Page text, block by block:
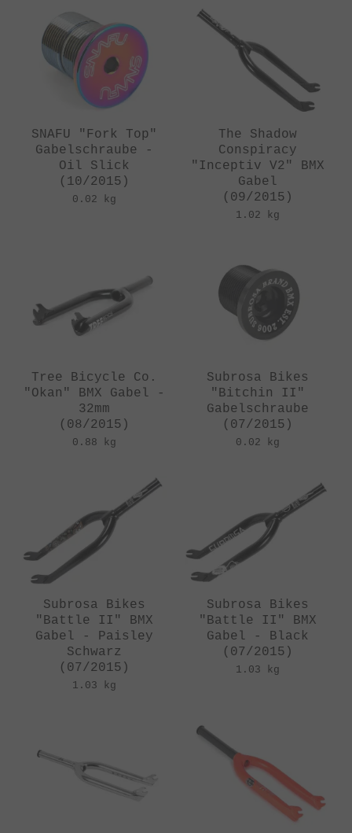
SNAFU "Fork Top"
Gabelschraube -
Oil Slick
(10/2015)
0.02 kg
The Shadow
Conspiracy
"Inceptiv V2" BMX
Gabel
(09/2015)
1.02 kg
Tree Bicycle Co.
"Okan" BMX Gabel -
32mm
(08/2015)
0.88 kg
Subrosa Bikes
"Bitchin II"
Gabelschraube
(07/2015)
0.02 kg
Subrosa Bikes
"Battle II" BMX
Gabel - Paisley
Schwarz
(07/2015)
1.03 kg
Subrosa Bikes
"Battle II" BMX
Gabel - Black
(07/2015)
1.03 kg